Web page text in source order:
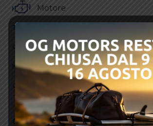
Motore
Cilindrata
Numero di Cilindri
Optionals